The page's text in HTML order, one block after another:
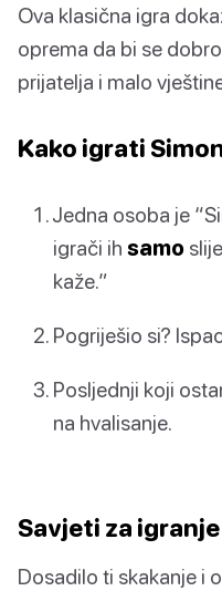
Ova klasična igra
oprema da bi se
prijatelja i malo
Kako igrati
Jedna osoba je
igrači ih samo
kaže.”
Pogriješio si?
Posljednji koji
na hvalisanje.
Savjeti za
Dosadilo ti skakanje i